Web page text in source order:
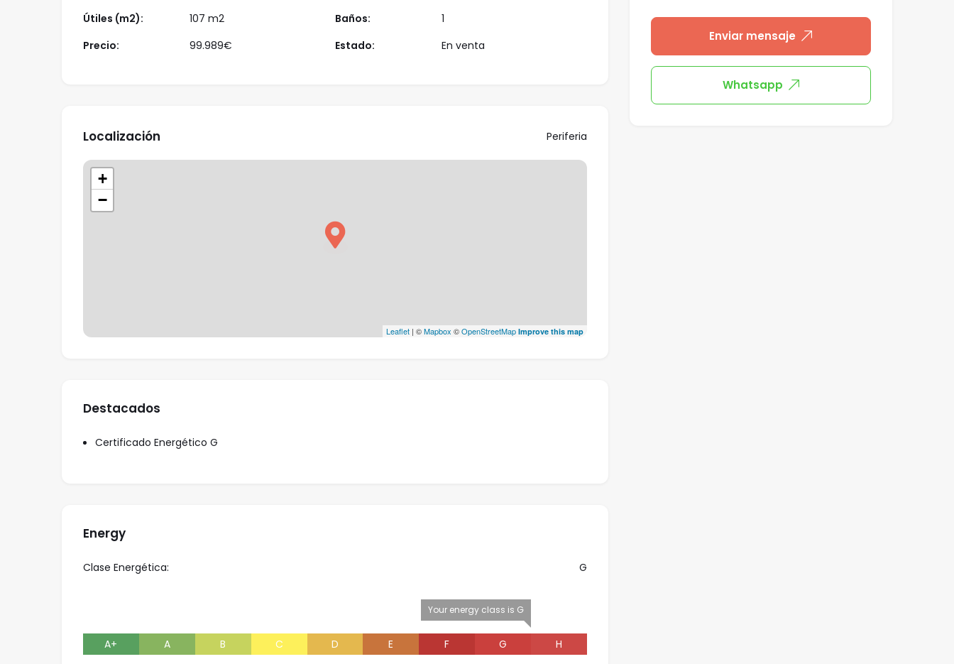
Gestión (Gestoría): Los honorarios por la tramitación administrativa, liquidación de impuestos e
inspección registral ascienden a 600 € aproximados (IVA incluido). ~• Honorarios Agencia del
impositivos y bonificaciones del ITP en Andalucía, puede consultar el portal oficial de la Agencia
Útiles (m2): 107 m2 Baños:
1
Precio:
99.989€ Estado: En venta
Localización Periferia
+
−
Leaflet | ©Mapbox ©OpenStreetMap Improve this map
Destacados
Certificado Energético G
Energy
Clase Energética: G
A+ A B C D E F G
Your energy class is G
H
Enviar mensaje
Whatsapp